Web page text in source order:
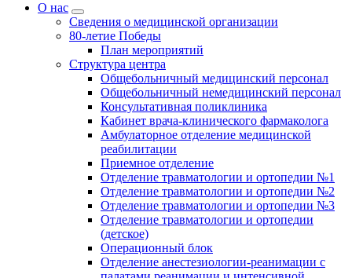
О нас
Сведения о медицинской организации
80-летие Победы
План мероприятий
Структура центра
Общебольничный медицинский персонал
Общебольничный немедицинский персонал
Консультативная поликлиника
Кабинет врача-клинического фармаколога
Амбулаторное отделение медицинской
реабилитации
Приемное отделение
Отделение травматологии и ортопедии №1
Отделение травматологии и ортопедии №2
Отделение травматологии и ортопедии №3
Отделение травматологии и ортопедии
(детское)
Операционный блок
Отделение анестезиологии-реанимации с